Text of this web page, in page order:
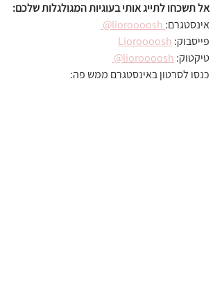
אל תשכחו לתייג אותי בעוגיות המגולגלות שלכם:
אינסטגרם:
פייסבוק: Lioroooosh
טיקטוק: lioroooosh@
כנסו לסרטון באינסטגרם ממש פה: